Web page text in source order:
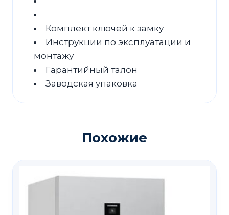
Комплект ключей к замку
Инструкции по эксплуатации и
монтажу
Гарантийный талон
Заводская упаковка
Похожие